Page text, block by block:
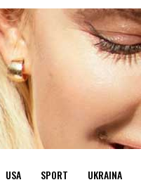
USA SPORT UKRAINA